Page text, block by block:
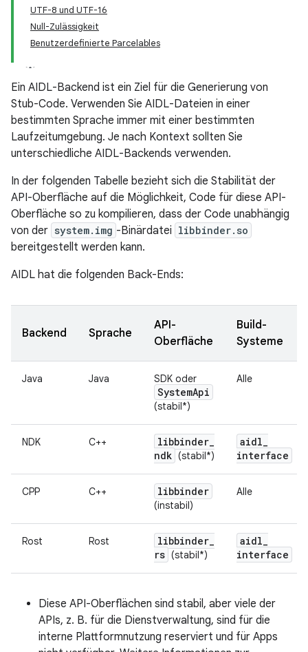
UTF-8 und UTF-16
Null-Zulässigkeit
Benutzerdefinierte Parcelables
Ein AIDL-Backend ist ein Ziel für die Generierung von
Stub-Code. Verwenden Sie AIDL-Dateien in einer
bestimmten Sprache immer mit einer bestimmten
Laufzeitumgebung. Je nach Kontext sollten Sie
unterschiedliche AIDL-Backends verwenden.
In der folgenden Tabelle bezieht sich die Stabilität der
API-Oberfläche auf die Möglichkeit, Code für diese API-
Oberfläche so zu kompilieren, dass der Code unabhängig
von der system.img -Binärdatei libbinder.so
bereitgestellt werden kann.
AIDL hat die folgenden Back-Ends:
Backend Sprache
API-
Oberfläche
Build-
Systeme
Java Java SDK oder
SystemApi
(stabil*)
Alle
NDK C++ libbinder_
ndk (stabil*)
aidl_
interface
CPP C++ libbinder
(instabil)
Alle
Rost Rost libbinder_
rs (stabil*)
aidl_
interface
Diese API-Oberflächen sind stabil, aber viele der
APIs, z. B. für die Dienstverwaltung, sind für die
interne Plattformnutzung reserviert und für Apps